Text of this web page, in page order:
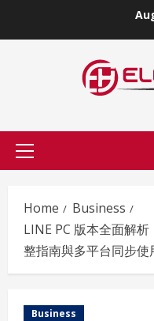
Primary
Home
Business
LINE PC 版本全面解
整指南與多平台同步使
Business